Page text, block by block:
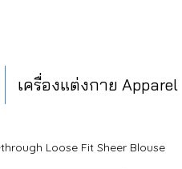
เครื่องแต่งกาย Apparel
Loose Fit Sheer Blouse